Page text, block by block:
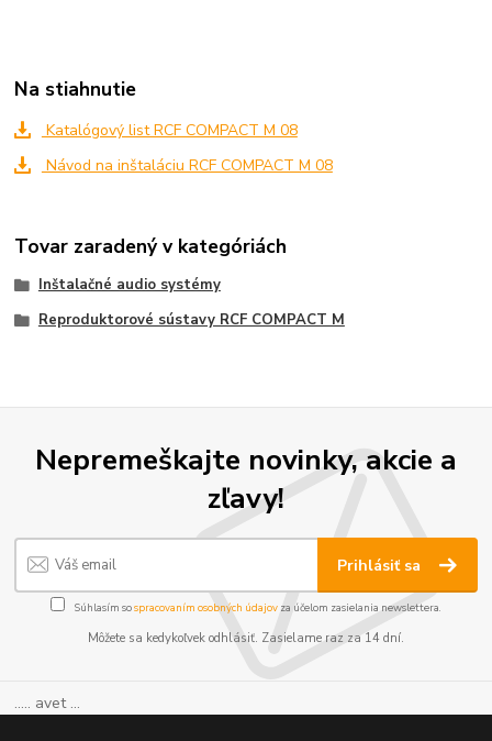
Na stiahnutie
Katalógový list RCF COMPACT M 08
Návod na inštaláciu RCF COMPACT M 08
Tovar zaradený v kategóriách
Inštalačné audio systémy
Reproduktorové sústavy RCF COMPACT M
Nepremeškajte novinky, akcie a
zľavy!
Prihlásiť sa
Súhlasím sospracovaním osobných údajov za účelom zasielania newslettera.
Môžete sa kedykoľvek odhlásiť. Zasielame raz za 14 dní.
..... avet ...